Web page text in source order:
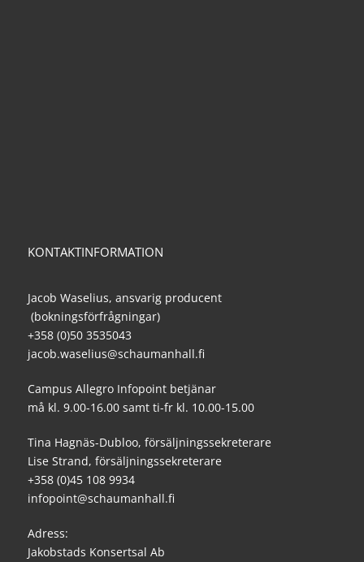
KONTAKTINFORMATION
Jacob Waselius, ansvarig producent
(bokningsförfrågningar)
+358 (0)50 3535043
jacob.waselius@schaumanhall.fi
Campus Allegro Infopoint betjänar
må kl. 9.00-16.00 samt ti-fr kl. 10.00-15.00
Tina Hagnäs-Dubloo, försäljningssekreterare
Lise Strand, försäljningssekreterare
+358 (0)45 108 9934
infopoint@schaumanhall.fi
Adress:
Jakobstads Konsertsal Ab